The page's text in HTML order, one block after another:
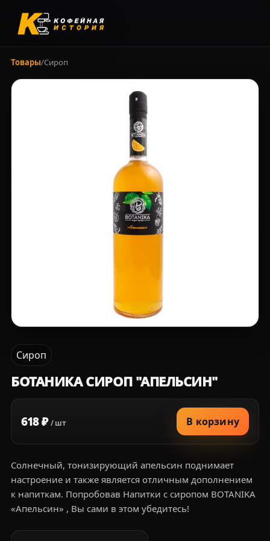
Товары/Сироп
Сироп
БОТАНИКА СИРОП "АПЕЛЬСИН"
618 ₽/ шт В корзину
Солнечный, тонизирующий апельсин поднимает
настроение и также является отличным дополнением
к напиткам. Попробовав Напитки с сиропом BOTANIKA
«Апельсин» , Вы сами в этом убедитесь!